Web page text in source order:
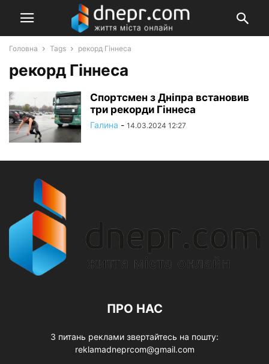
Головна Tags рекорд Гіннеса
рекорд Гіннеса
Спортсмен з Дніпра встановив
три рекорди Гіннеса
Галина - 14.03.2024 12:27
ПРО НАС
З питань реклами звертайтесь на пошту:
reklamadneprcom@gmail.com